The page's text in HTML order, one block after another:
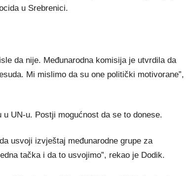
u Srebrenici.
da nije. Međunarodna komisija je utvrdila da
Mi mislimo da su one politički motivorane”,
UN-u. Postji mogućnost da se to donese.
usvoji izvještaj međunarodne grupe za
tačka i da to usvojimo”, rekao je Dodik.